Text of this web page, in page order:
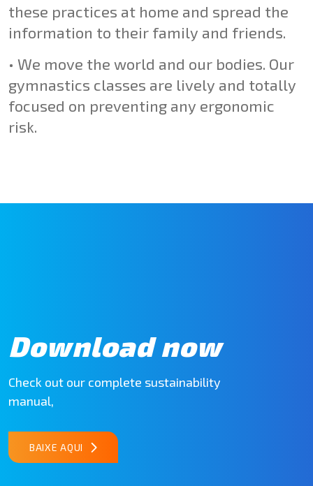
these practices at home and spread the
information to their family and friends.
• We move the world and our bodies. Our
gymnastics classes are lively and totally
focused on preventing any ergonomic
risk.
Download now
Check out our complete sustainability
manual,
BAIXE AQUI